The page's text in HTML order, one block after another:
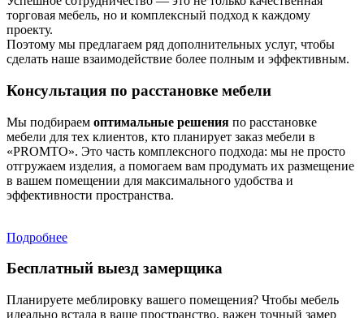
торговая мебель, но и комплексный подход к каждому
проекту.
Поэтому мы предлагаем ряд дополнительных услуг, чтобы
сделать наше взаимодействие более полным и эффективным.
Консультация по расстановке мебели
Мы подбираем оптимальные решения по расстановке
мебели для тех клиентов, кто планирует заказ мебели в
«PROMTO». Это часть комплексного подхода: мы не просто
отгружаем изделия, а помогаем вам продумать их размещение
в вашем помещении для максимального удобства и
эффективности пространства.
Подробнее
Бесплатный выезд замерщика
Планируете меблировку вашего помещения? Чтобы мебель
идеально встала в ваше пространство, важен точный замер